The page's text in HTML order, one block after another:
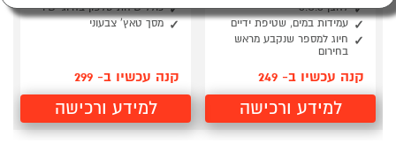
לחצן S.O.S
עמידות במים, שטיפת ידיים
חיוג למספר שנקבע מראש
בחירום
קנה עכשיו ב- 249
למידע ורכישה
כולל שיחת טלפון בחיוג ישיר
מסך טאץ' צבעוני
קנה עכשיו ב- 299
למידע ורכישה